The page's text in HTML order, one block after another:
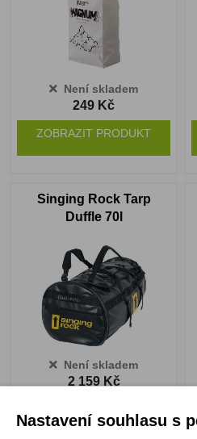
Není skladem
249 Kč
ZOBRAZIT PRODUKT
Singing Rock Tarp
Duffle 70l
Není skladem
2 159 Kč
Nastavení souhlasu s